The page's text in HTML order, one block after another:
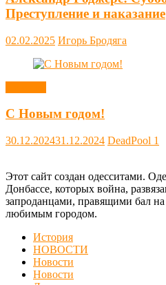
Преступление и наказание
02.02.2025 Игорь Бродяга
С Новым годом!
30.12.202431.12.2024 DeadPool 1
Этот сайт создан одесситами.
Донбассе, которых война,
запроданцами, правящими бал
любимым городом.
История
НОВОСТИ
Новости
Новости